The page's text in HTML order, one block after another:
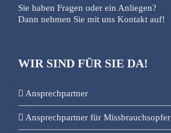
Sie haben Fragen oder ein Anliegen?
Dann nehmen Sie mit uns Kontakt auf!
WIR SIND FÜR SIE DA!
Ansprechpartner
Ansprechpartner für Missbrauchsopfer